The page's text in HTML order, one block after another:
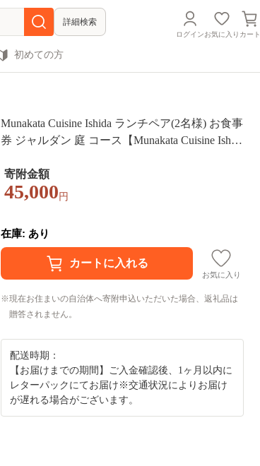
詳細検索
ログインお気に入り カート
初めての方
Munakata Cuisine Ishida ランチペア(2名様) お食事
券 ジャルダン 庭 コース【Munakata Cuisine Ishid
ア おまかせ 記念日 福岡県宗像市 宗像市 宗像
寄附金額
45,000 円
在庫: あり
お気に入り
現在お住まいの自治体へ寄附申込いただいた場合、返礼品は
贈答されません。
配送時期：
【お届けまでの期間】ご入金確認後、1ヶ月以内に
レターパックにてお届け※交通状況によりお届け
が遅れる場合がございます。